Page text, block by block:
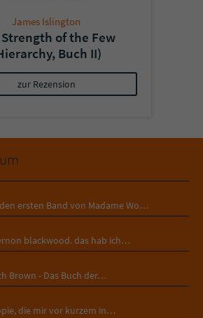
James Islington
of the Few
Buch II)
zur Rezension
ersten Band von Madame Wo…
blackwood. das hab ich…
Brown - Das Buch der…
die mir vor kurzem in…